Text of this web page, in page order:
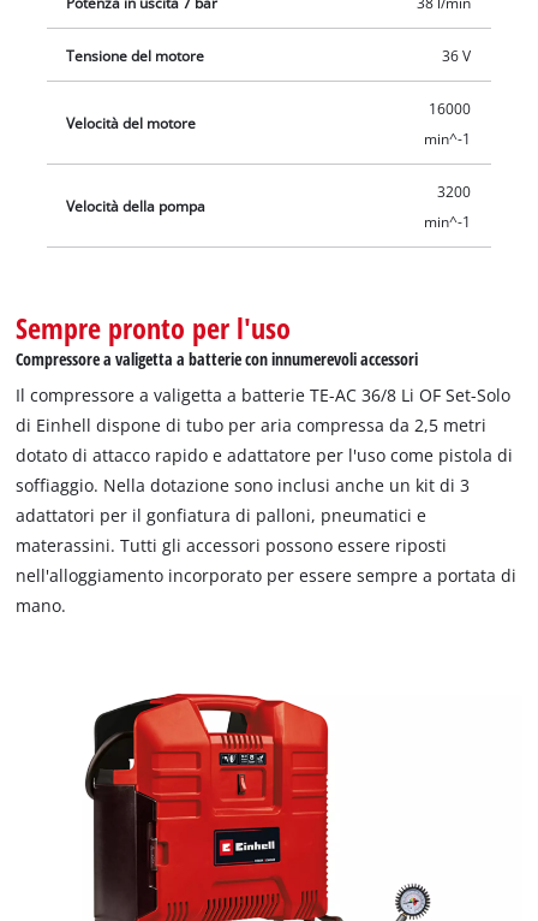
Tensione del motore 36 V
Velocità del motore
16000
min^-1
Velocità della pompa
3200
min^-1
Sempre pronto per l'uso
Compressore a valigetta a batterie con innumerevoli accessori
Il compressore a valigetta a batterie TE-AC 36/8 Li OF Set-Solo
di Einhell dispone di tubo per aria compressa da 2,5 metri
dotato di attacco rapido e adattatore per l'uso come pistola di
soffiaggio. Nella dotazione sono inclusi anche un kit di 3
adattatori per il gonfiatura di palloni, pneumatici e
materassini. Tutti gli accessori possono essere riposti
nell'alloggiamento incorporato per essere sempre a portata di
mano.